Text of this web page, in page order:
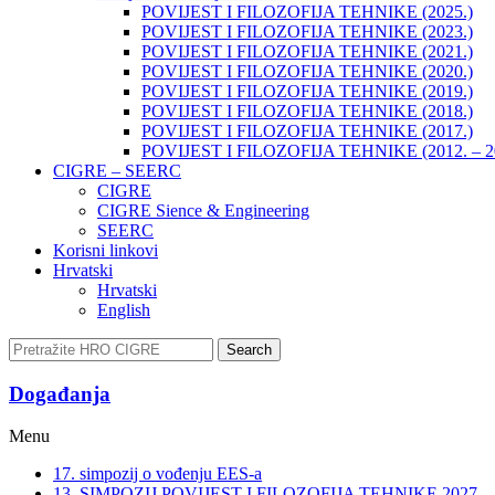
POVIJEST I FILOZOFIJA TEHNIKE (2025.)
POVIJEST I FILOZOFIJA TEHNIKE (2023.)
POVIJEST I FILOZOFIJA TEHNIKE (2021.)
POVIJEST I FILOZOFIJA TEHNIKE (2020.)
POVIJEST I FILOZOFIJA TEHNIKE (2019.)
POVIJEST I FILOZOFIJA TEHNIKE (2018.)
POVIJEST I FILOZOFIJA TEHNIKE (2017.)
POVIJEST I FILOZOFIJA TEHNIKE (2012. –
CIGRE – SEERC
CIGRE
CIGRE Sience & Engineering
SEERC
Korisni linkovi
Hrvatski
Hrvatski
English
Search
Događanja​
Menu
17. simpozij o vođenju EES-a